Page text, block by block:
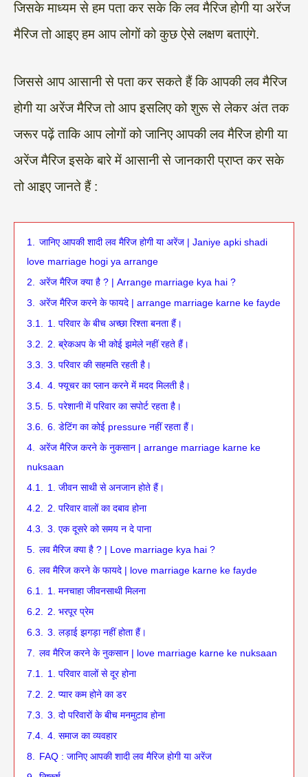
जिसके माध्यम से हम पता कर सके कि लव मैरिज होगी या अरेंज
मैरिज तो आइए हम आप लोगों को कुछ ऐसे लक्षण बताएंगे.
जिससे आप आसानी से पता कर सकते हैं कि आपकी लव मैरिज
होगी या अरेंज मैरिज तो आप इसलिए को शुरू से लेकर अंत तक
जरूर पढ़ें ताकि आप लोगों को जानिए आपकी लव मैरिज होगी या
अरेंज मैरिज इसके बारे में आसानी से जानकारी प्राप्त कर सके
तो आइए जानते हैं :
1.
जानिए आपकी शादी लव मैरिज होगी या अरेंज | Janiye apki shadi
love marriage hogi ya arrange
2.
अरेंज मैरिज क्या है ? | Arrange marriage kya hai ?
3.
अरेंज मैरिज करने के फायदे | arrange marriage karne ke fayde
3.1.
1. परिवार के बीच अच्छा रिश्ता बनता हैं।
3.2.
2. ब्रेकअप के भी कोई झमेले नहीं रहते हैं।
3.3.
3. परिवार की सहमति रहती है।
3.4.
4. फ्यूचर का प्लान करने में मदद मिलती है।
3.5.
5. परेशानी में परिवार का सपोर्ट रहता है।
3.6.
6. डेटिंग का कोई pressure नहीं रहता हैं।
4.
अरेंज मैरिज करने के नुकसान | arrange marriage karne ke
nuksaan
4.1.
1. जीवन साथी से अनजान होते हैं।
4.2.
2. परिवार वालों का दबाव होना
4.3.
3. एक दूसरे को समय न दे पाना
5.
लव मैरिज क्या है ? | Love marriage kya hai ?
6.
लव मैरिज करने के फायदे | love marriage karne ke fayde
6.1.
1. मनचाहा जीवनसाथी मिलना
6.2.
2. भरपूर प्रेम
6.3.
3. लड़ाई झगड़ा नहीं होता हैं।
7.
लव मैरिज करने के नुकसान | love marriage karne ke nuksaan
7.1.
1. परिवार वालों से दूर होना
7.2.
2. प्यार कम होने का डर
7.3.
3. दो परिवारों के बीच मनमुटाव होना
7.4.
4. समाज का व्यवहार
8.
FAQ : जानिए आपकी शादी लव मैरिज होगी या अरेंज